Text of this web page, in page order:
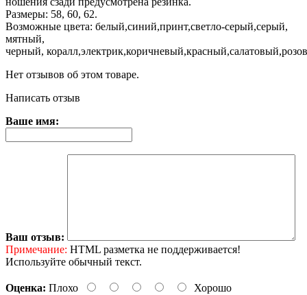
Размеры: 58, 60, 62.
Возможные цвета: белый,синий,принт,светло-серый,серый,
мятный,
черный,
Нет отзывов об этом товаре.
Написать отзыв
Ваше имя:
Ваш отзыв:
Примечание: HTML разметка не поддерживается!
Используйте обычный текст.
Оценка: Плохо Хорошо